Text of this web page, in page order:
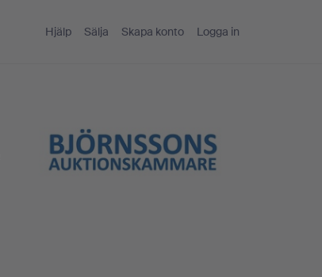
Hjälp Sälja Skapa konto Logga in